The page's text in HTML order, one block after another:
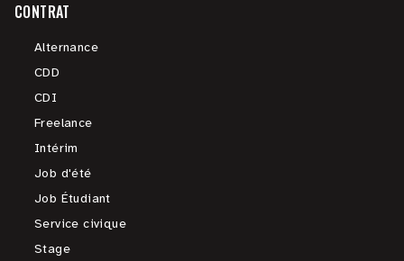
CONTRAT
Alternance
CDD
CDI
Freelance
Intérim
Job d'été
Job Étudiant
Service civique
Stage